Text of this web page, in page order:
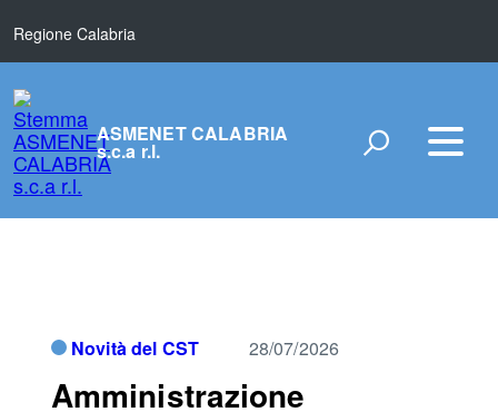
Regione Calabria
ASMENET CALABRIA
s.c.a r.l.
Novità del CST 28/07/2026
Amministrazione